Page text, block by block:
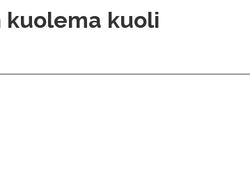
kuolema kuoli